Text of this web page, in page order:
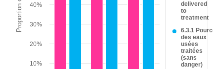
10%
20%
30%
40%
delivered
to
treatment
6.3.1
des eaux
usées
traitées
(sans
danger)